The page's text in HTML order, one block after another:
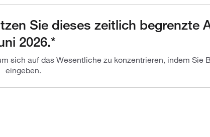
Sie dieses zeitlich begrenzte
2026.*
sich auf das Wesentliche zu konzentrieren, indem Sie
eingeben.